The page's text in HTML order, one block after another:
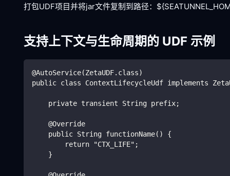
打包UDF项目并将jar文件复制到路径：
支持上下文与生命周期的 UDF 示例
@AutoService(ZetaUDF.class)
public class ContextLifecycleUdf implements
    private transient String prefix;
    @Override
    public String functionName() {
        return "CTX_LIFE";
    }